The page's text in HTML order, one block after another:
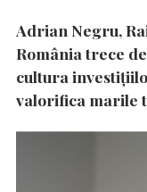
Adrian Negru,
România trece
cultura
valorifica marile